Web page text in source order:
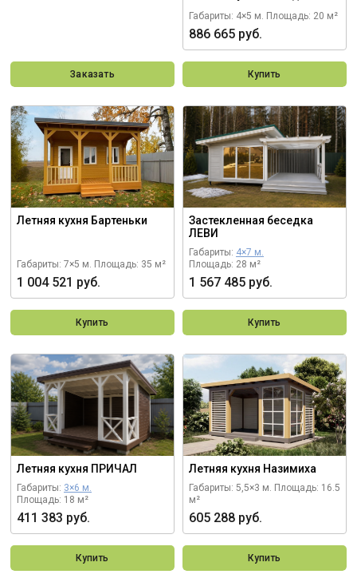
Заказать
Габариты: 4×5 м. Площадь: 20 м²
886 665 руб.
Купить
Летняя кухня Бартеньки
Габариты: 7×5 м. Площадь: 35 м²
1 004 521 руб.
Купить
Застекленная беседка
ЛЕВИ
Габариты: 4×7 м.
Площадь: 28 м²
1 567 485 руб.
Купить
Летняя кухня ПРИЧАЛ
Габариты: 3×6 м.
Площадь: 18 м²
411 383 руб.
Купить
Летняя кухня Назимиха
Габариты: 5,5×3 м. Площадь: 16.5
м²
605 288 руб.
Купить